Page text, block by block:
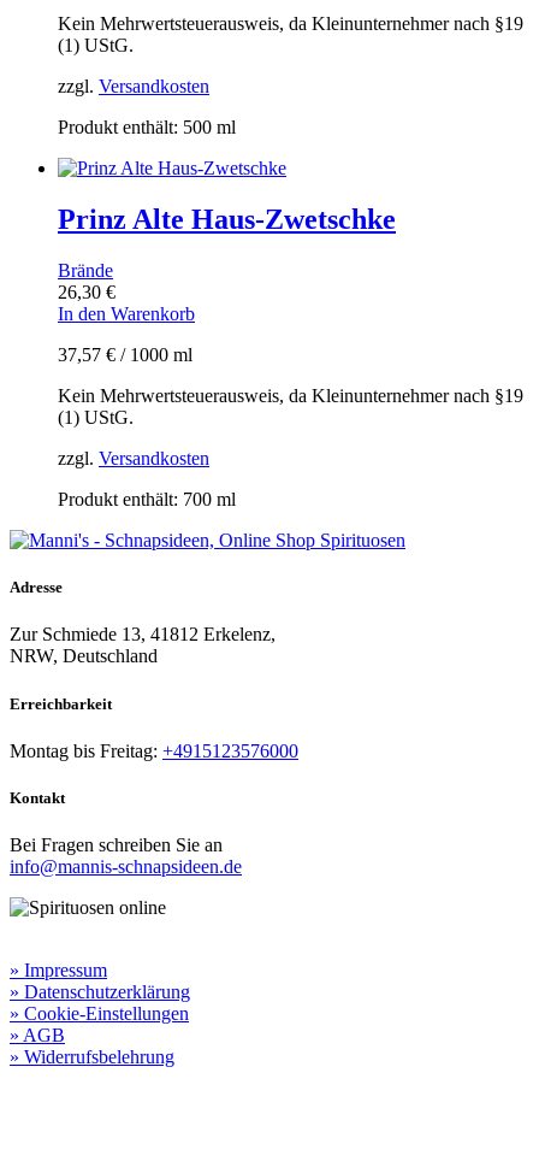
Kein Mehrwertsteuerausweis, da Kleinunternehmer nach §19
(1) UStG.
zzgl. Versandkosten
Produkt enthält: 500 ml
Prinz Alte Haus-Zwetschke
Brände
26,30 €
In den Warenkorb
37,57 € / 1000 ml
Kein Mehrwertsteuerausweis, da Kleinunternehmer nach §19
(1) UStG.
zzgl. Versandkosten
Produkt enthält: 700 ml
Adresse
Zur Schmiede 13, 41812 Erkelenz,
NRW, Deutschland
Erreichbarkeit​
Montag bis Freitag: +4915123576000
Kontakt
Bei Fragen schreiben Sie an
info@mannis-schnapsideen.de
» Impressum
» Datenschutzerklärung
» Cookie-Einstellungen
» AGB
» Widerrufsbelehrung